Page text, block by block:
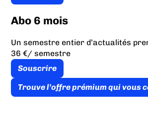
Abo 6 mois
Un semestre entier d’actualités
36 €/ semestre
Souscrire
Trouve l’offre prémium qui vous